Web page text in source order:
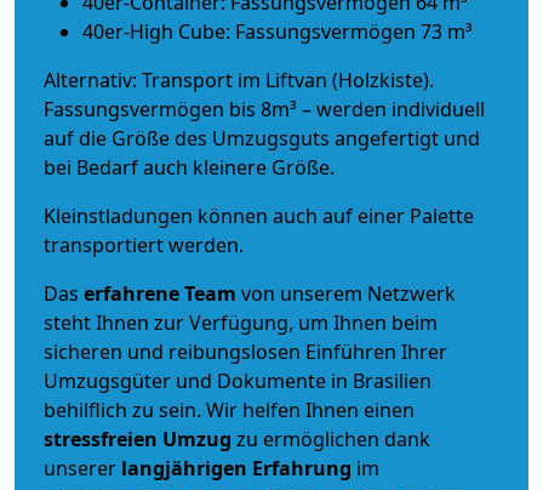
40er-High Cube: Fassungsvermögen 73 m³
Alternativ: Transport im Liftvan (Holzkiste).
Fassungsvermögen bis 8m³ – werden individuell
auf die Größe des Umzugsguts angefertigt und
bei Bedarf auch kleinere Größe.
Kleinstladungen können auch auf einer Palette
transportiert werden.
Das erfahrene Team von unserem Netzwerk
steht Ihnen zur Verfügung, um Ihnen beim
sicheren und reibungslosen Einführen Ihrer
Umzugsgüter und Dokumente in Brasilien
behilflich zu sein. Wir helfen Ihnen einen
stressfreien Umzug zu ermöglichen dank
unserer langjährigen Erfahrung im